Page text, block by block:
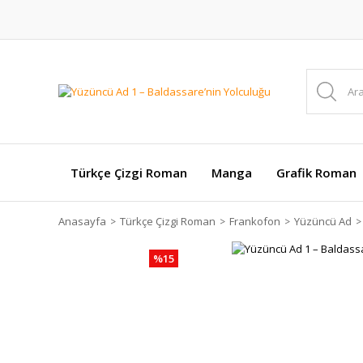
Türkçe Çizgi Roman Manga Grafik Roman
Anasayfa Türkçe Çizgi Roman Frankofon Yüzüncü Ad
%15